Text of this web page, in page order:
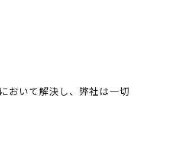
おいて解決し、弊社は一切